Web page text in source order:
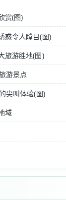
赏(图)
惑令人瞠目(图)
旅游胜地(图)
游景点
尖叫体验(图)
域